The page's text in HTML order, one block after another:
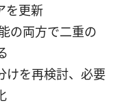
を更新
の両方で二重の
けを再検討、必要